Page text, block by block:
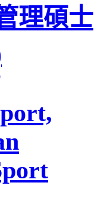
理碩士